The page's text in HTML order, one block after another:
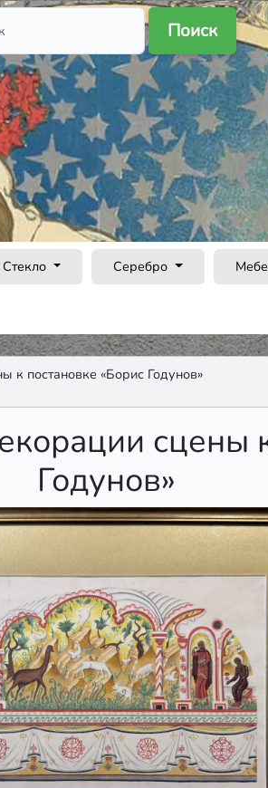
Поиск
Стекло Серебро
к постановке «Борис Годунов»
сцены
Годунов»